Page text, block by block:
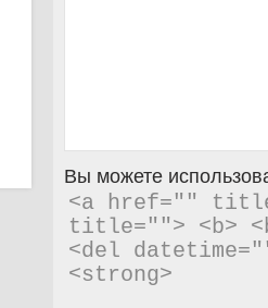
Вы можете
<a href=""
title=""> <b>
<del
<strong>